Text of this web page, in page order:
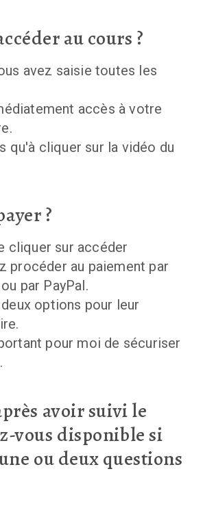
au cours ?
avez saisie toutes les
accès à votre
qu'à cliquer sur la vidéo du
?
cliquer sur accéder
procéder au paiement par
par PayPal.
options pour leur
pour moi de sécuriser
avoir suivi le
vous disponible si
ou deux questions